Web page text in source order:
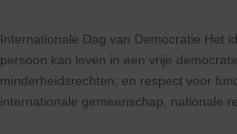
Internationale Dag van Democratie Het
persoon kan leven in een vrije
minderheidsrechten; en respect voor
internationale gemeenschap, nationale